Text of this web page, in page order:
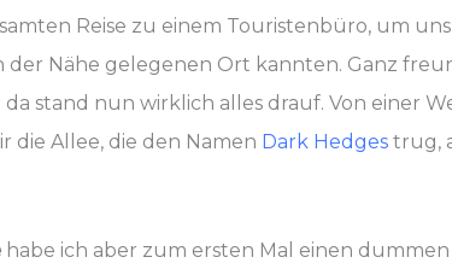
Reise zu einem Touristenbüro, um
der Nähe gelegenen Ort kannten. Ganz
stand nun wirklich alles drauf. Von einer
die Allee, die den Namen Dark Hedgestrug,
habe ich aber zum ersten Mal einen